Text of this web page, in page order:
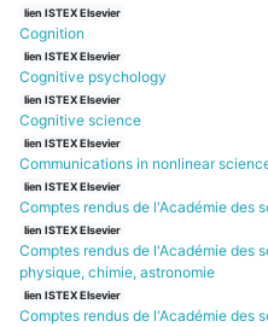
lien ISTEX Elsevier
Cognition
lien ISTEX Elsevier
Cognitive psychology
lien ISTEX Elsevier
Cognitive science
lien ISTEX Elsevier
Communications in nonlinear
lien ISTEX Elsevier
Comptes rendus de l'Académie des
lien ISTEX Elsevier
Comptes rendus de l'Académie des
physique, chimie, astronomie
lien ISTEX Elsevier
Comptes rendus de l'Académie des